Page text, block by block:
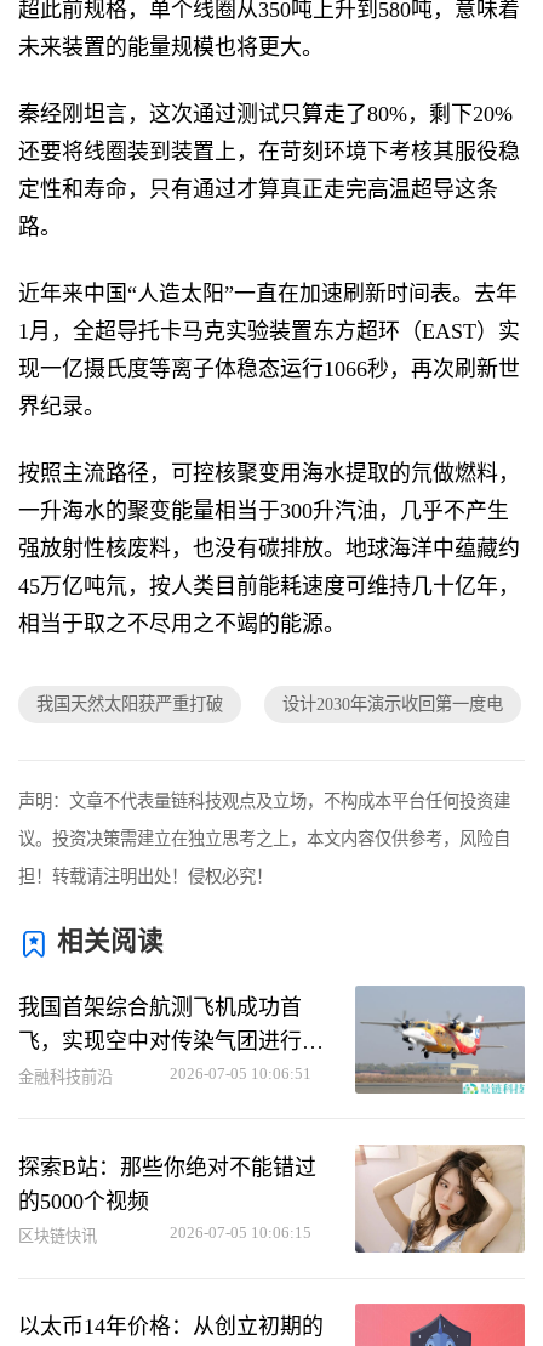
超此前规格，单个线圈从350吨上升到580吨，意味着
未来装置的能量规模也将更大。
秦经刚坦言，这次通过测试只算走了80%，剩下20%
还要将线圈装到装置上，在苛刻环境下考核其服役稳
定性和寿命，只有通过才算真正走完高温超导这条
路。
近年来中国“人造太阳”一直在加速刷新时间表。去年
1月，全超导托卡马克实验装置东方超环（EAST）实
现一亿摄氏度等离子体稳态运行1066秒，再次刷新世
界纪录。
按照主流路径，可控核聚变用海水提取的氘做燃料，
一升海水的聚变能量相当于300升汽油，几乎不产生
强放射性核废料，也没有碳排放。地球海洋中蕴藏约
45万亿吨氘，按人类目前能耗速度可维持几十亿年，
相当于取之不尽用之不竭的能源。
我国天然太阳获严重打破 设计2030年演示收回第一度电
声明：文章不代表量链科技观点及立场，不构成本平台任何投资建
议。投资决策需建立在独立思考之上，本文内容仅供参考，风险自
担！转载请注明出处！侵权必究！
相关阅读
我国首架综合航测飞机成功首
飞，实现空中对传染气团进行CT
扫描【大国重器上新】
金融科技前沿 2026-07-05 10:06:51
探索B站：那些你绝对不能错过
的5000个视频
区块链快讯 2026-07-05 10:06:15
以太币14年价格：从创立初期的